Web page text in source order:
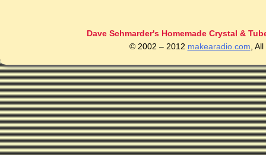
Dave Schmarder's Homemade Crystal &
© 2002 – 2012 makearadio.com ,